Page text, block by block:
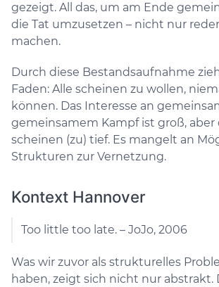
gezeigt. All das, um am Ende
die Tat umzusetzen – nicht nur
machen.
Durch diese Bestandsaufnahme
Faden: Alle scheinen zu wollen,
können. Das Interesse an
gemeinsamem Kampf ist groß, aber
scheinen (zu) tief. Es mangelt an
Strukturen zur Vernetzung.
Kontext Hannover
Too little too late. – JoJo, 2006
Was wir zuvor als strukturelles
haben, zeigt sich nicht nur abstrakt.